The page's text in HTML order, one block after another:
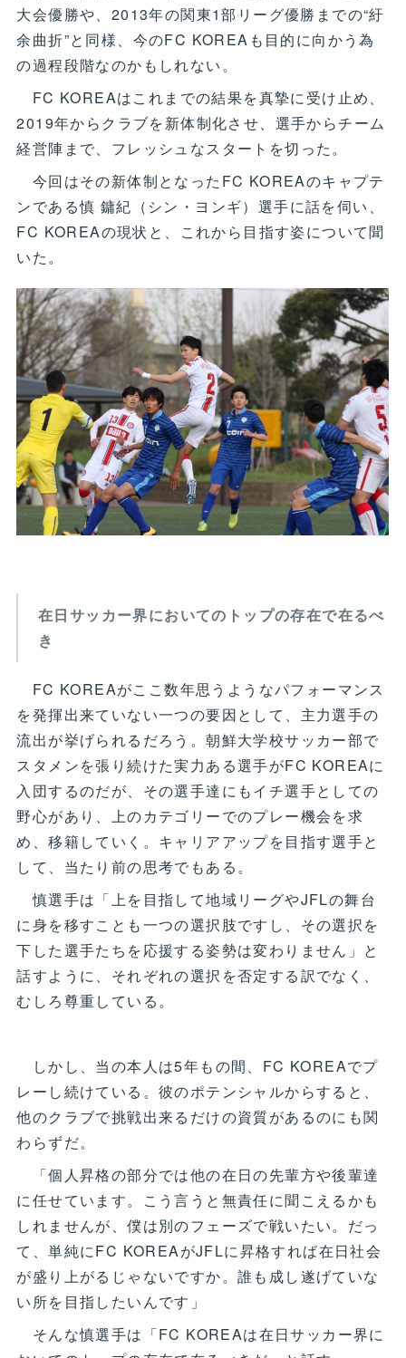
大会優勝や、2013年の関東1部リーグ優勝までの“紆
余曲折”と同様、今のFC KOREAも目的に向かう為
の過程段階なのかもしれない。
FC KOREAはこれまでの結果を真摯に受け止め、
2019年からクラブを新体制化させ、選手からチーム
経営陣まで、フレッシュなスタートを切った。
今回はその新体制となったFC KOREAのキャプテ
ンである慎 鏞紀（シン・ヨンギ）選手に話を伺い、
FC KOREAの現状と、これから目指す姿について聞
いた。
在日サッカー界においてのトップの存在で在るべ
き
FC KOREAがここ数年思うようなパフォーマンス
を発揮出来ていない一つの要因として、主力選手の
流出が挙げられるだろう。朝鮮大学校サッカー部で
スタメンを張り続けた実力ある選手がFC KOREAに
入団するのだが、その選手達にもイチ選手としての
野心があり、上のカテゴリーでのプレー機会を求
め、移籍していく。キャリアアップを目指す選手と
して、当たり前の思考でもある。
慎選手は「上を目指して地域リーグやJFLの舞台
に身を移すことも一つの選択肢ですし、その選択を
下した選手たちを応援する姿勢は変わりません」と
話すように、それぞれの選択を否定する訳でなく、
むしろ尊重している。
しかし、当の本人は5年もの間、FC KOREAでプ
レーし続けている。彼のポテンシャルからすると、
他のクラブで挑戦出来るだけの資質があるのにも関
わらずだ。
「個人昇格の部分では他の在日の先輩方や後輩達
に任せています。こう言うと無責任に聞こえるかも
しれませんが、僕は別のフェーズで戦いたい。だっ
て、単純にFC KOREAがJFLに昇格すれば在日社会
が盛り上がるじゃないですか。誰も成し遂げていな
い所を目指したいんです」
そんな慎選手は「FC KOREAは在日サッカー界に